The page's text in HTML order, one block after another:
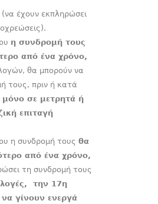
(να έχουν εκπληρώσει
η συνδρομή τους
από ένα χρόνο,
θα μπορούν να
τους, πριν ή κατά
μόνο σε μετρητά ή
επιταγή
η συνδρομή τουςθα
από ένα χρόνο,
τη συνδρομή τους
την 17η
γίνουν ενεργά